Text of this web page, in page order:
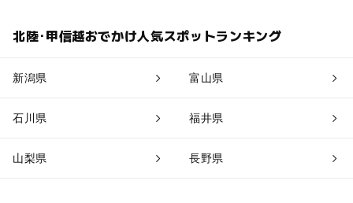
北陸･甲信越おでかけ人気スポットランキング
新潟県 富山県
石川県 福井県
山梨県 長野県